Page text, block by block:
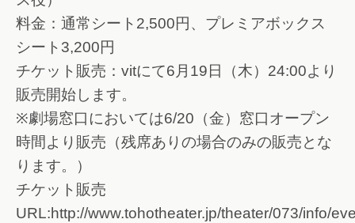
料金：通常シート2,500円、プレミアボックス
シート3,200円
チケット販売：vitにて6月19日（木）24:00より
販売開始します。
※劇場窓口においては6/20（金）窓口オープン
時間より販売（残席ありの場合のみの販売とな
ります。）
チケット販売
URL:http://www.tohotheater.jp/theater/073/info/